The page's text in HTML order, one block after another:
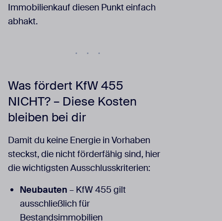
Immobilienkauf diesen Punkt einfach
abhakt.
Was fördert KfW 455
NICHT? – Diese Kosten
bleiben bei dir
Damit du keine Energie in Vorhaben
steckst, die nicht förderfähig sind, hier
die wichtigsten Ausschlusskriterien:
Neubauten – KfW 455 gilt
ausschließlich für
Bestandsimmobilien